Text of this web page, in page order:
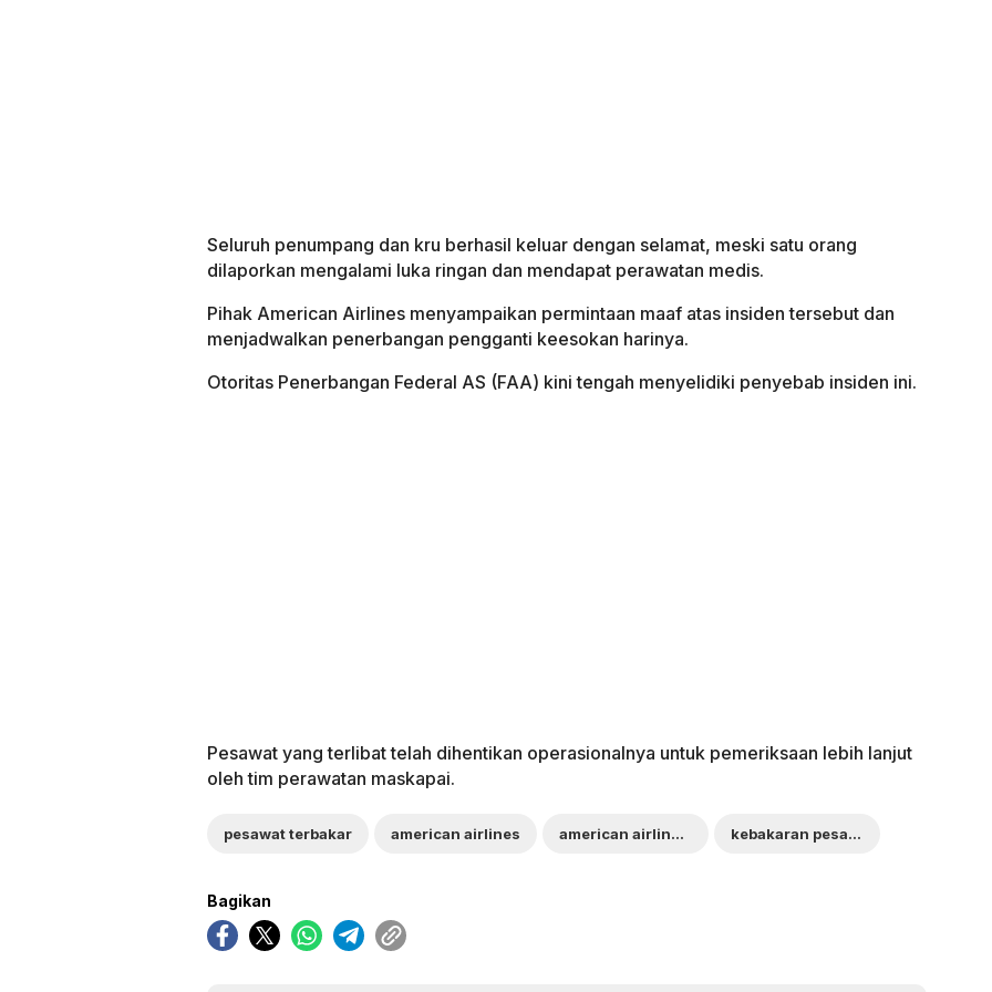
Seluruh penumpang dan kru berhasil keluar dengan selamat, meski satu orang
dilaporkan mengalami luka ringan dan mendapat perawatan medis.
Pihak American Airlines menyampaikan permintaan maaf atas insiden tersebut dan
menjadwalkan penerbangan pengganti keesokan harinya.
Otoritas Penerbangan Federal AS (FAA) kini tengah menyelidiki penyebab insiden ini.
Pesawat yang terlibat telah dihentikan operasionalnya untuk pemeriksaan lebih lanjut
oleh tim perawatan maskapai.
pesawat terbakar american airlines american airlines terbakar kebakaran pesawat
Bagikan